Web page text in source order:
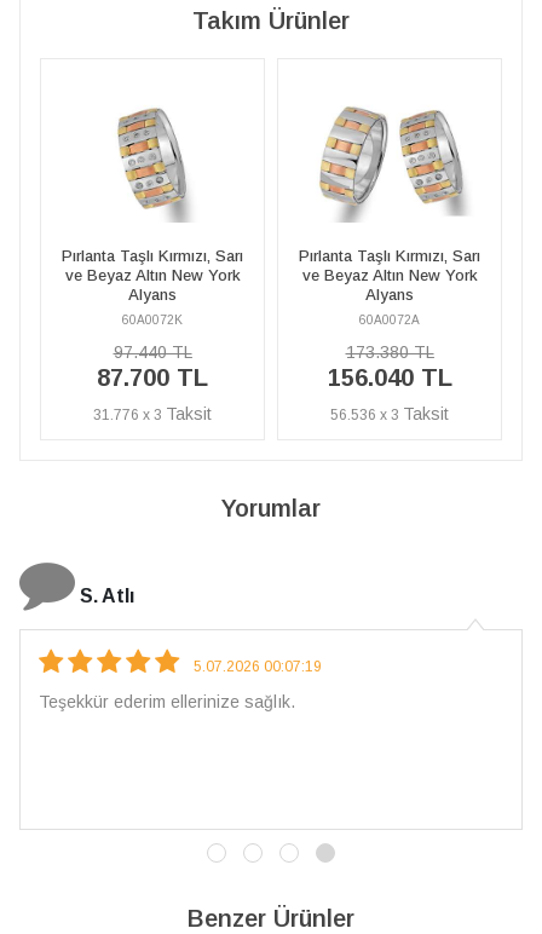
Takım Ürünler
Pırlanta Taşlı Kırmızı, Sarı
ve Beyaz Altın New York
Alyans
60A0072A
173.380 TL
156.040 TL
56.536 x 3
Pırlanta Taşlı Kırmızı, Sarı
ve Beyaz Altın New York
Alyans
60A0072K
97.440 TL
87.700 TL
31.776 x 3
Yorumlar
N. Elçi
4.08.2026 16:27:03
Çarpıcı ve olağanüstü bir işçilikle hazırlanmış bir mücevher.
Benzer Ürünler